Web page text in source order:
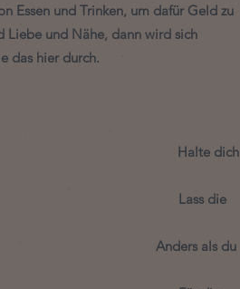
Essen und Trinken, um dafür Geld zu
Liebe und Nähe, dann wird sich
das hier durch.
Halte dich
Lass die
Anders als du